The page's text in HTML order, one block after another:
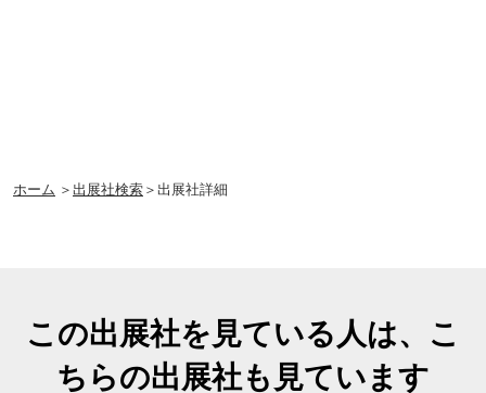
ホーム ＞出展社検索＞出展社詳細
この出展社を見ている人は、こ
ちらの出展社も見ています